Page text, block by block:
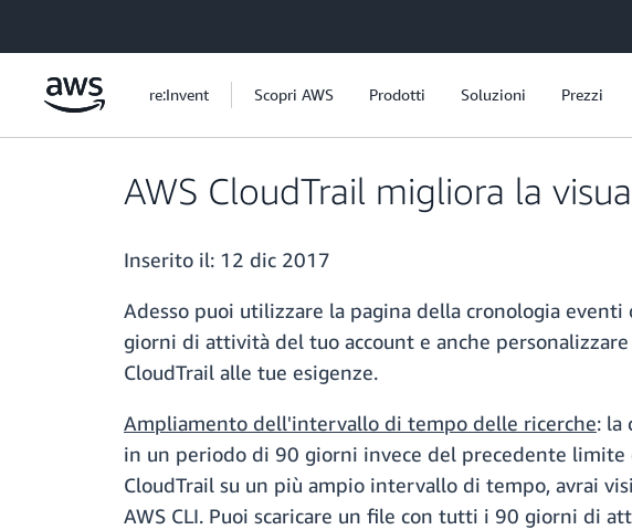
re:Invent Scopri AWS Prodotti Soluzioni Prezzi
AWS CloudTrail migliora la
Inserito il: 12 dic 2017
Adesso puoi utilizzare la pagina della cronologia
giorni di attività del tuo account e anche
CloudTrail alle tue esigenze.
Ampliamento dell'intervallo di tempo delle ricerche: la
in un periodo di 90 giorni invece del precedente
CloudTrail su un più ampio intervallo di tempo, avrai
AWS CLI. Puoi scaricare un file con tutti i 90 giorni di